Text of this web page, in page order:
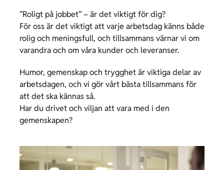
”Roligt på jobbet” – är det viktigt för dig?
För oss är det viktigt att varje arbetsdag känns både
rolig och meningsfull, och tillsammans värnar vi om
varandra och om våra kunder och leveranser.
Humor, gemenskap och trygghet är viktiga delar av
arbetsdagen, och vi gör vårt bästa tillsammans för
att det ska kännas så.
Har du drivet och viljan att vara med i den
gemenskapen?